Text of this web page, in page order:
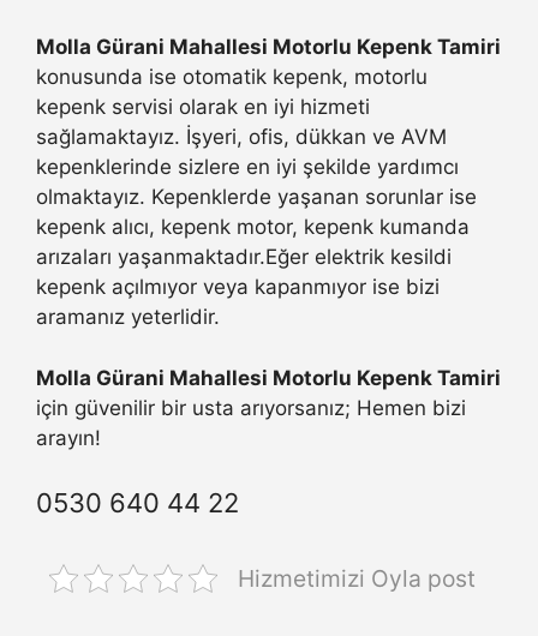
Molla Gürani Mahallesi Motorlu Kepenk Tamiri
konusunda ise otomatik kepenk, motorlu
kepenk servisi olarak en iyi hizmeti
sağlamaktayız. İşyeri, ofis, dükkan ve AVM
kepenklerinde sizlere en iyi şekilde yardımcı
olmaktayız. Kepenklerde yaşanan sorunlar ise
kepenk alıcı, kepenk motor, kepenk kumanda
arızaları yaşanmaktadır.Eğer elektrik kesildi
kepenk açılmıyor veya kapanmıyor ise bizi
aramanız yeterlidir.
Molla Gürani Mahallesi Motorlu Kepenk Tamiri
için güvenilir bir usta arıyorsanız; Hemen bizi
arayın!
0530 640 44 22
Hizmetimizi Oyla post